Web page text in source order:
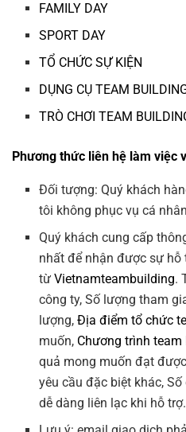
FAMILY DAY
SPORT DAY
TỔ CHỨC SỰ KIỆN
DỤNG CỤ TEAM
TRÒ CHƠI TEAM
Phương thức liên hệ làm việc
Đối tượng: Quý khách
tôi không phục vụ cá
Quý khách cung cấp
nhất để nhận được sự hỗ
từVietnamteambuilding.
công ty, Số lượng tham
lượng,Địa điểm tổ chức
muốn, Chương trình team
quả mong muốn đạt
yêu cầu đặc biệt khác,
dễ dàng liên lạc khi hỗ trợ.